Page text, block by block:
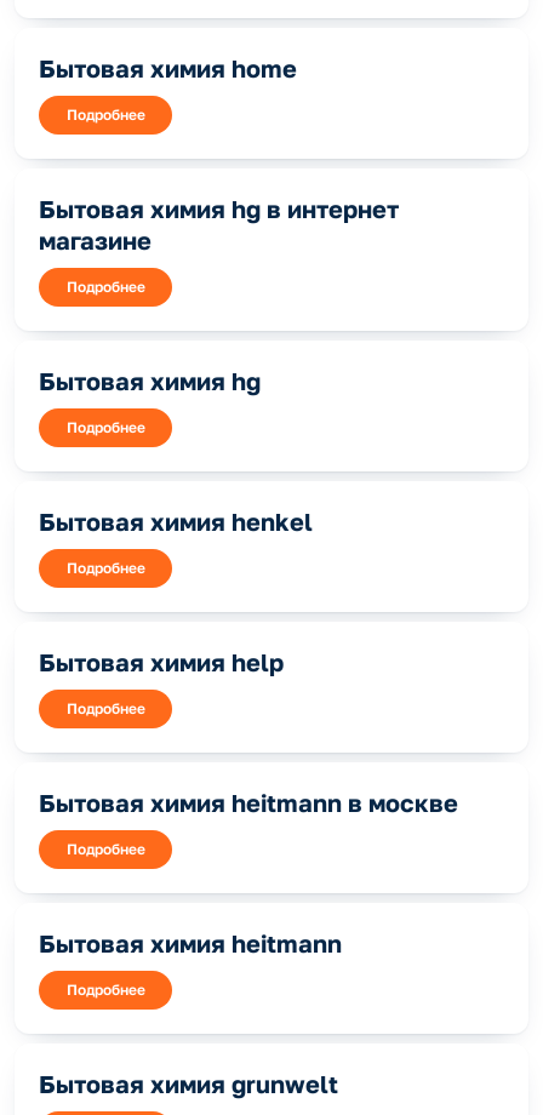
Бытовая химия home
Подробнее
Бытовая химия hg в интернет
магазине
Подробнее
Бытовая химия hg
Подробнее
Бытовая химия henkel
Подробнее
Бытовая химия help
Подробнее
Бытовая химия heitmann в москве
Подробнее
Бытовая химия heitmann
Подробнее
Бытовая химия grunwelt